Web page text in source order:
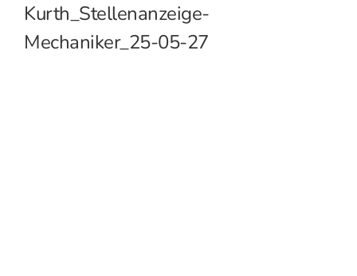
Kurth_Stellenanzeige-
Mechaniker_25-05-27